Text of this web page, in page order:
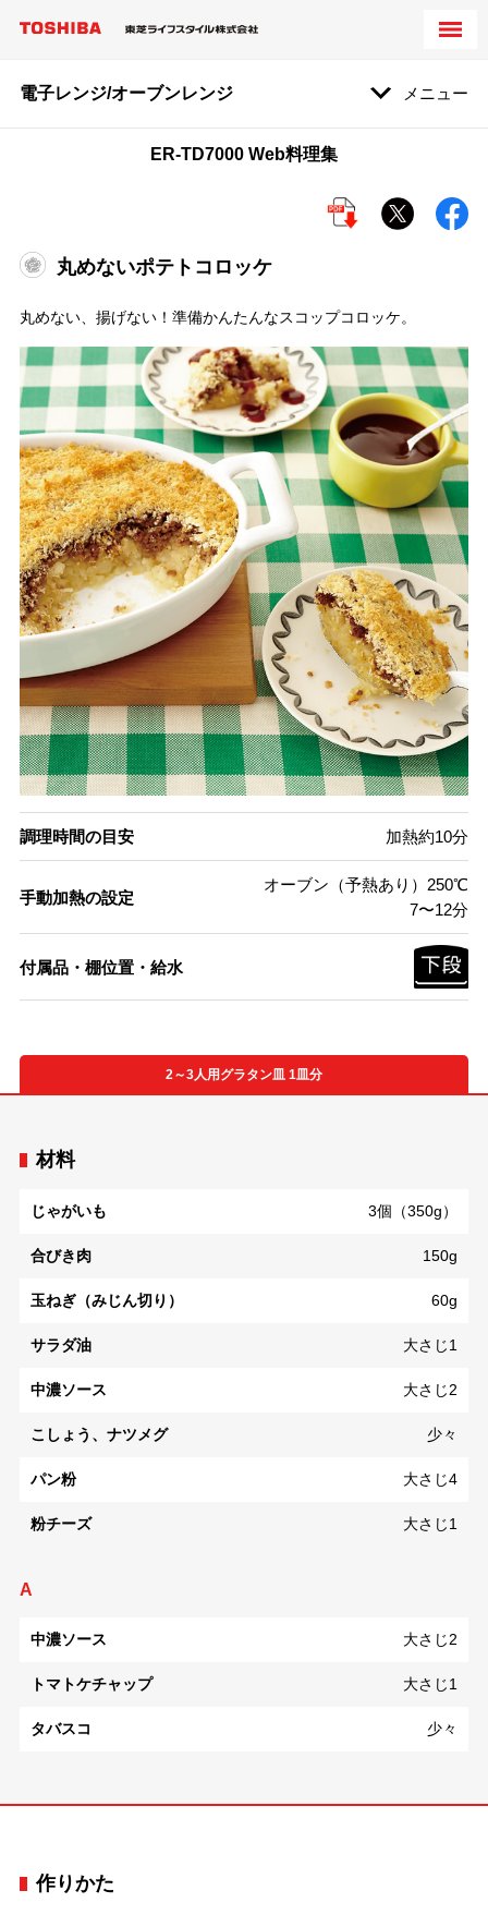
電子レンジ/オーブンレンジ メニュー
ER-TD7000 Web料理集
丸めないポテトコロッケ
丸めない、揚げない！準備かんたんなスコップコロッケ。
調理時間の目安 加熱約10分
手動加熱の設定
オーブン（予熱あり）250℃
7〜12分
付属品・棚位置・給水
2～3人用グラタン皿 1皿分
材料
じゃがいも 3個（350g）
合びき肉 150g
玉ねぎ（みじん切り） 60g
サラダ油 大さじ1
中濃ソース 大さじ2
こしょう、ナツメグ 少々
パン粉 大さじ4
粉チーズ 大さじ1
A
中濃ソース 大さじ2
トマトケチャップ 大さじ1
タバスコ 少々
作りかた